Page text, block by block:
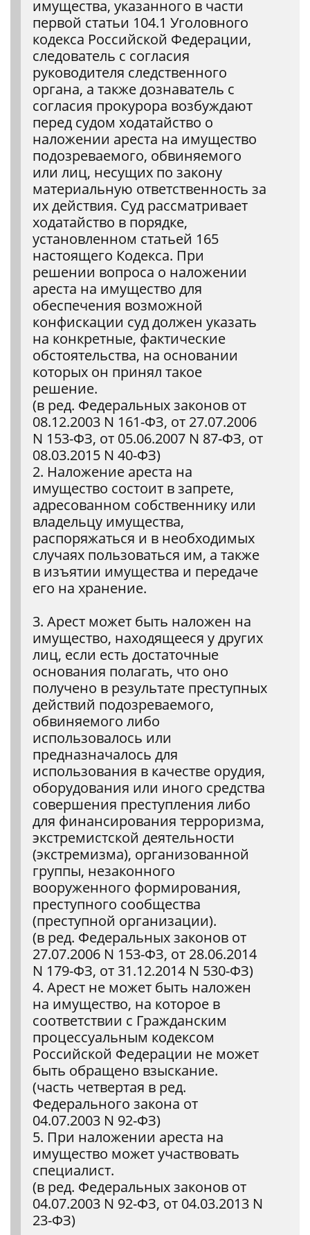
имущества, указанного в части
первой статьи 104.1 Уголовного
кодекса Российской Федерации,
следователь с согласия
руководителя следственного
органа, а также дознаватель с
согласия прокурора возбуждают
перед судом ходатайство о
наложении ареста на имущество
подозреваемого, обвиняемого
или лиц, несущих по закону
материальную ответственность за
их действия. Суд рассматривает
ходатайство в порядке,
установленном статьей 165
настоящего Кодекса. При
решении вопроса о наложении
ареста на имущество для
обеспечения возможной
конфискации суд должен указать
на конкретные, фактические
обстоятельства, на основании
которых он принял такое
решение.
(в ред. Федеральных законов от
08.12.2003 N 161-ФЗ, от 27.07.2006
N 153-ФЗ, от 05.06.2007 N 87-ФЗ, от
08.03.2015 N 40-ФЗ)
2. Наложение ареста на
имущество состоит в запрете,
адресованном собственнику или
владельцу имущества,
распоряжаться и в необходимых
случаях пользоваться им, а также
в изъятии имущества и передаче
его на хранение.
3. Арест может быть наложен на
имущество, находящееся у других
лиц, если есть достаточные
основания полагать, что оно
получено в результате преступных
действий подозреваемого,
обвиняемого либо
использовалось или
предназначалось для
использования в качестве орудия,
оборудования или иного средства
совершения преступления либо
для финансирования терроризма,
экстремистской деятельности
(экстремизма), организованной
группы, незаконного
вооруженного формирования,
преступного сообщества
(преступной организации).
(в ред. Федеральных законов от
27.07.2006 N 153-ФЗ, от 28.06.2014
N 179-ФЗ, от 31.12.2014 N 530-ФЗ)
4. Арест не может быть наложен
на имущество, на которое в
соответствии с Гражданским
процессуальным кодексом
Российской Федерации не может
быть обращено взыскание.
(часть четвертая в ред.
Федерального закона от
04.07.2003 N 92-ФЗ)
5. При наложении ареста на
имущество может участвовать
специалист.
(в ред. Федеральных законов от
04.07.2003 N 92-ФЗ, от 04.03.2013 N
23-ФЗ)